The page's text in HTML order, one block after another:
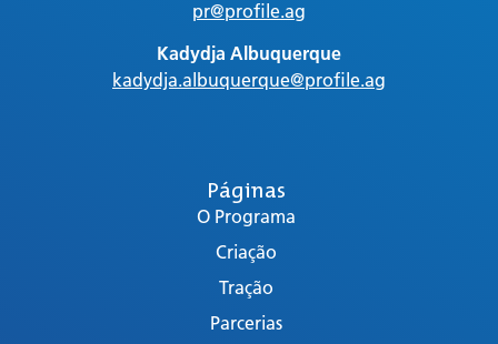
Páginas
O Programa
Criação
Tração
Parcerias
pr@profile.ag
Kadydja Albuquerque
kadydja.albuquerque@profile.ag